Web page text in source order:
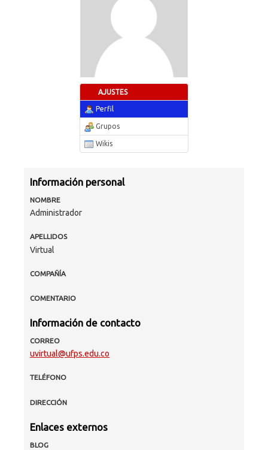
AJUSTES
Perfil
Grupos
Wikis
Información personal
NOMBRE
Administrador
APELLIDOS
Virtual
COMPAÑÍA
COMENTARIO
Información de contacto
CORREO
uvirtual@ufps.edu.co
TELÉFONO
DIRECCIÓN
Enlaces externos
BLOG